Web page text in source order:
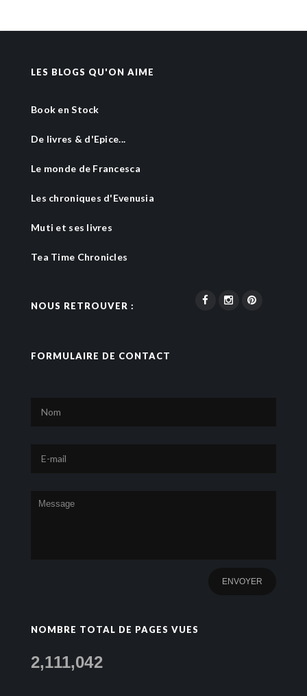
LES BLOGS QU'ON AIME
Book en Stock
De livres & d'Epice...
Le monde de Francesca
Les chroniques d'Evenusia
Muti et ses livres
Tea Time Chronicles
NOUS RETROUVER :
FORMULAIRE DE CONTACT
NOMBRE TOTAL DE PAGES VUES
2,111,042